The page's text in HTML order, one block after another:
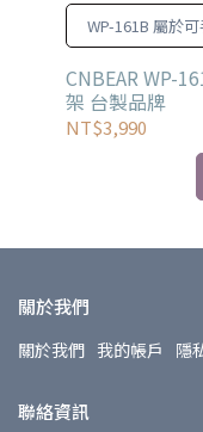
WP-161B 屬於
CNBEAR WP-
架 台製品牌
NT$3,990
關於我們
關於我們 我的帳戶 隱
聯絡資訊